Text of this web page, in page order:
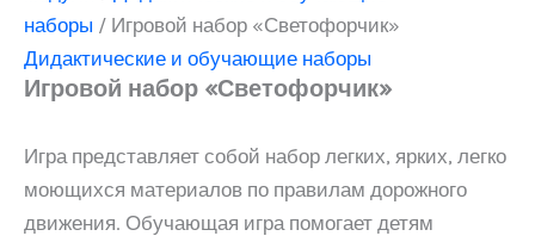
наборы / Игровой набор «Светофорчик»
Дидактические и обучающие наборы
Игровой набор «Светофорчик»
Игра представляет собой набор легких, ярких, легко
моющихся материалов по правилам дорожного
движения. Обучающая игра помогает детям